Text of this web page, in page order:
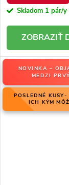
Skladom 1 pár/y
NOVINKA –
MEDZI
POSLEDNÉ KUSY-
ICH KÝM